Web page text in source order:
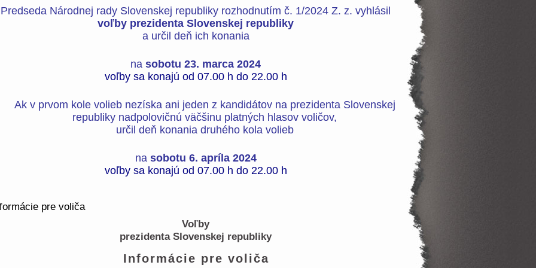
Predseda Národnej rady Slovenskej republiky rozhodnutím č. 1/2024 Z. z. vyhlásil
voľby prezidenta Slovenskej republiky
a určil deň ich konania
na sobotu 23. marca 2024
voľby sa konajú od 07.00 h do 22.00 h
Ak v prvom kole volieb nezíska ani jeden z kandidátov na prezidenta Slovenskej
republiky nadpolovičnú väčšinu platných hlasov voličov,
určil deň konania druhého kola volieb
na sobotu 6. apríla 2024
voľby sa konajú od 07.00 h do 22.00 h
pre voliča
Voľby
prezidenta Slovenskej republiky
Informácie pre voliča